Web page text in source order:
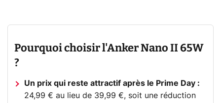
Pourquoi choisir l'Anker Nano II 65W
?
Un prix qui reste attractif après le Prime Day :
24,99 € au lieu de 39,99 €, soit une réduction